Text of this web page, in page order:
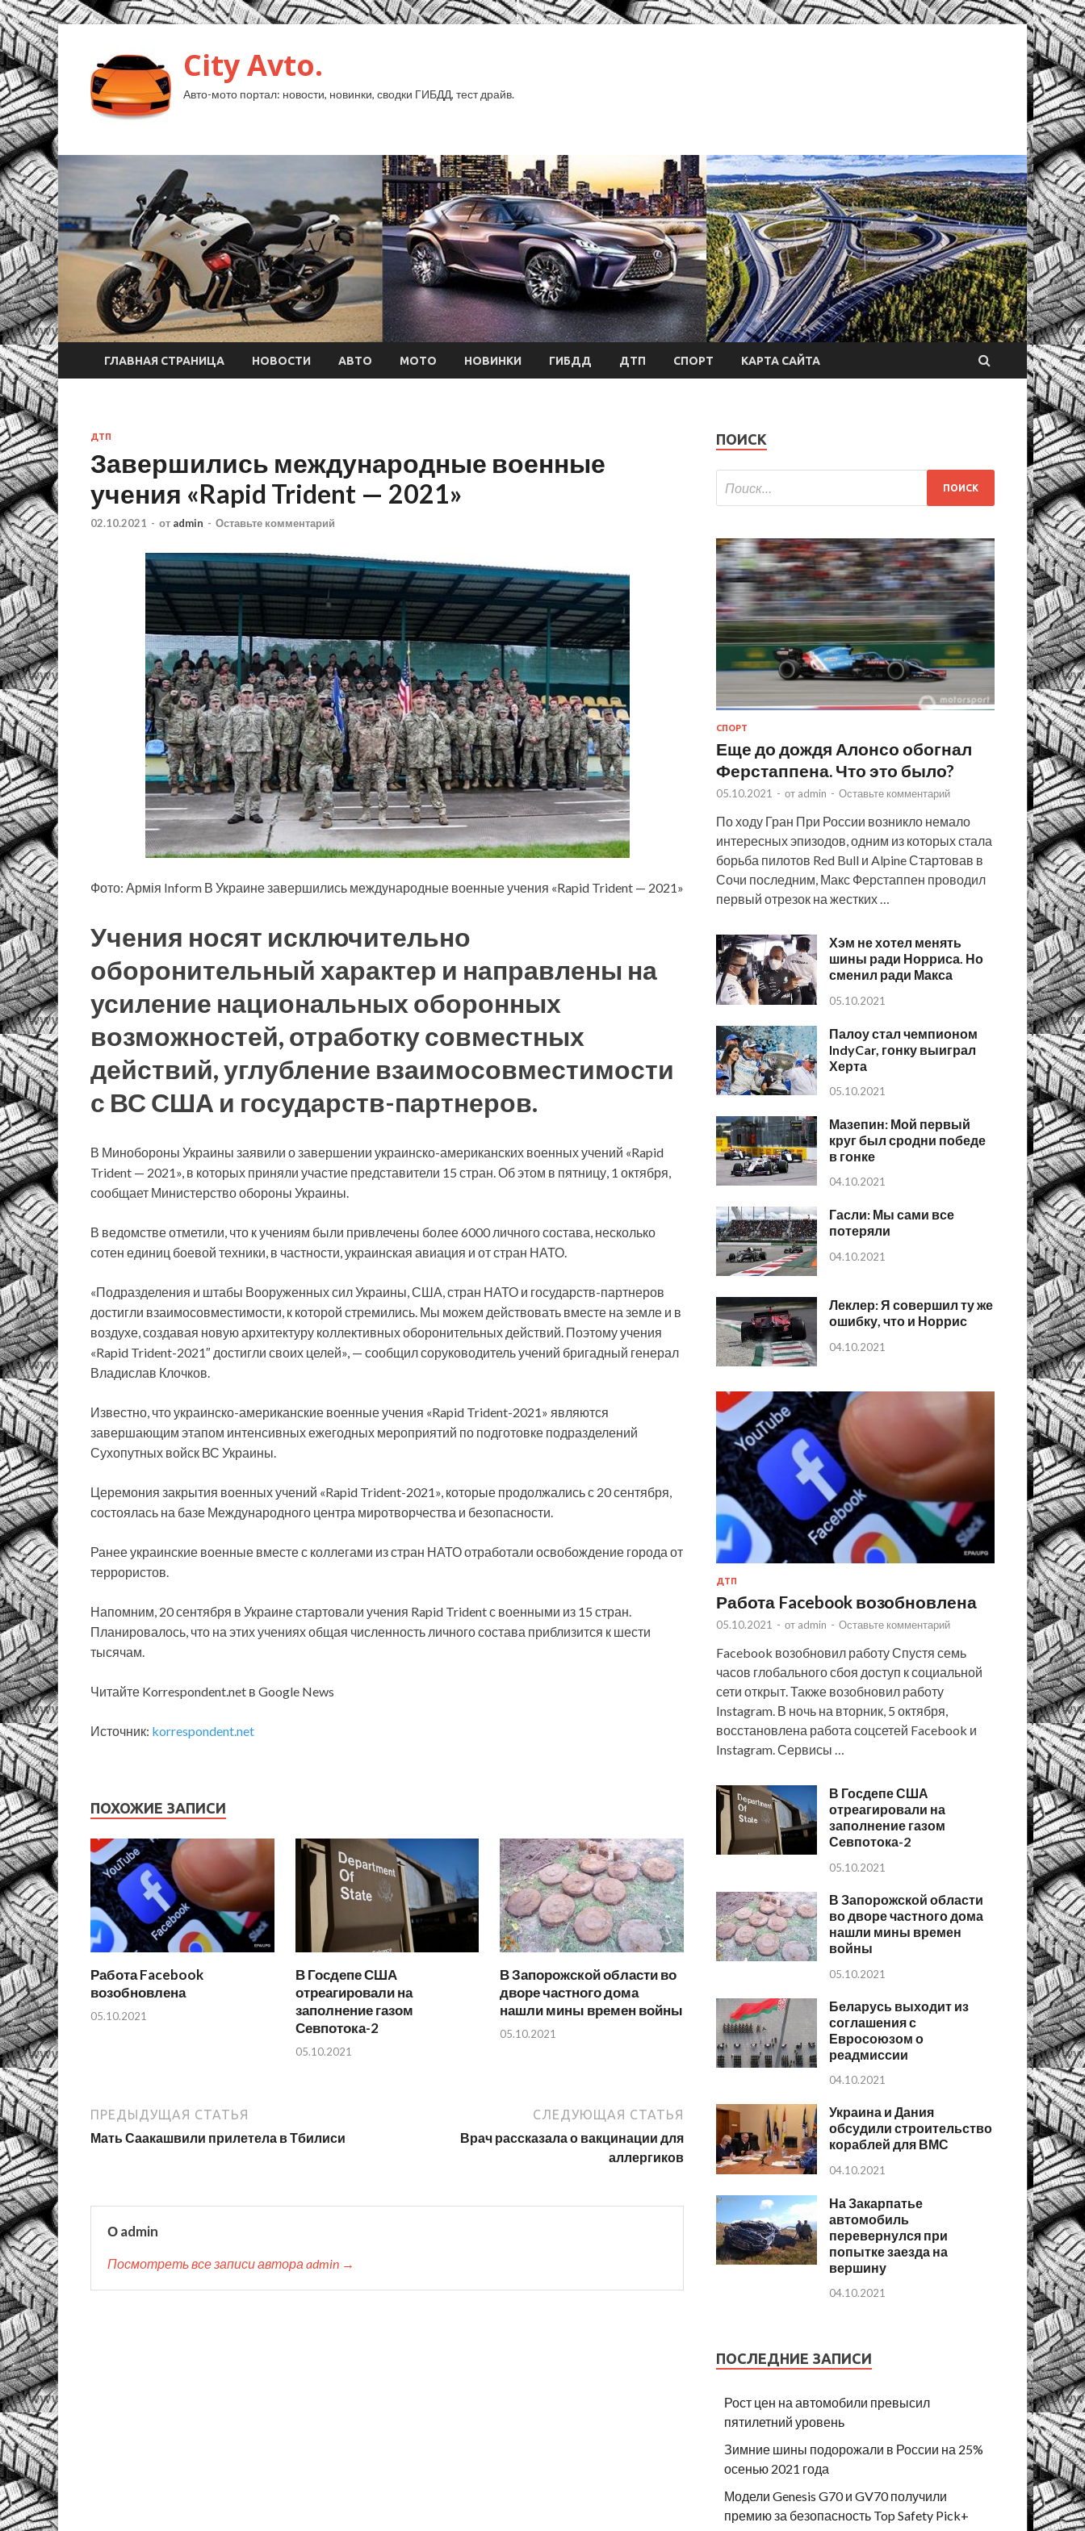
City Avto.
Авто-мото портал: новости, новинки, сводки ГИБДД, тест драйв.
ГЛАВНАЯ СТРАНИЦА НОВОСТИ АВТО МОТО НОВИНКИ ГИБДД ДТП СПОРТ КАРТА САЙТА
ДТП
Завершились международные военные
учения «Rapid Trident — 2021»
02.10.2021 - от admin - Оставьте комментарий
Фото: Армія Inform В Украине завершились международные военные учения «Rapid Trident — 2021»
Учения носят исключительно
оборонительный характер и направлены на
усиление национальных оборонных
возможностей, отработку совместных
действий, углубление взаимосовместимости
с ВС США и государств-партнеров.
В Минобороны Украины заявили о завершении украинско-американских военных учений «Rapid
Trident — 2021», в которых приняли участие представители 15 стран. Об этом в пятницу, 1 октября,
сообщает Министерство обороны Украины.
В ведомстве отметили, что к учениям были привлечены более 6000 личного состава, несколько
сотен единиц боевой техники, в частности, украинская авиация и от стран НАТО.
«Подразделения и штабы Вооруженных сил Украины, США, стран НАТО и государств-партнеров
достигли взаимосовместимости, к которой стремились. Мы можем действовать вместе на земле и в
воздухе, создавая новую архитектуру коллективных оборонительных действий. Поэтому учения
«Rapid Trident-2021″ достигли своих целей», — сообщил соруководитель учений бригадный генерал
Владислав Клочков.
Известно, что украинско-американские военные учения «Rapid Trident-2021» являются
завершающим этапом интенсивных ежегодных мероприятий по подготовке подразделений
Сухопутных войск ВС Украины.
Церемония закрытия военных учений «Rapid Trident-2021», которые продолжались с 20 сентября,
состоялась на базе Международного центра миротворчества и безопасности.
Ранее украинские военные вместе с коллегами из стран НАТО отработали освобождение города от
террористов.
Напомним, 20 сентября в Украине стартовали учения Rapid Trident с военными из 15 стран.
Планировалось, что на этих учениях общая численность личного состава приблизится к шести
тысячам.
Читайте Korrespondent.net в Google News
Источник: korrespondent.net
ПОХОЖИЕ ЗАПИСИ
Работа Facebook
возобновлена
05.10.2021
В Госдепе США
отреагировали на
заполнение газом
Севпотока-2
05.10.2021
В Запорожской области во
дворе частного дома
нашли мины времен войны
05.10.2021
ПРЕДЫДУЩАЯ СТАТЬЯ
Мать Саакашвили прилетела в Тбилиси
СЛЕДУЮЩАЯ СТАТЬЯ
Врач рассказала о вакцинации для
аллергиков
О admin
Посмотреть все записи автора admin →
ПОИСК
СПОРТ
Еще до дождя Алонсо обогнал
Ферстаппена. Что это было?
05.10.2021 - от admin - Оставьте комментарий
По ходу Гран При России возникло немало
интересных эпизодов, одним из которых стала
борьба пилотов Red Bull и Alpine Стартовав в
Сочи последним, Макс Ферстаппен проводил
первый отрезок на жестких …
Хэм не хотел менять
шины ради Норриса. Но
сменил ради Макса
05.10.2021
Палоу стал чемпионом
IndyCar, гонку выиграл
Херта
05.10.2021
Мазепин: Мой первый
круг был сродни победе
в гонке
04.10.2021
Гасли: Мы сами все
потеряли
04.10.2021
Леклер: Я совершил ту же
ошибку, что и Норрис
04.10.2021
ДТП
Работа Facebook возобновлена
05.10.2021 - от admin - Оставьте комментарий
Facebook возобновил работу Спустя семь
часов глобального сбоя доступ к социальной
сети открыт. Также возобновил работу
Instagram. В ночь на вторник, 5 октября,
восстановлена работа соцсетей Facebook и
Instagram. Сервисы …
В Госдепе США
отреагировали на
заполнение газом
Севпотока-2
05.10.2021
В Запорожской области
во дворе частного дома
нашли мины времен
войны
05.10.2021
Беларусь выходит из
соглашения с
Евросоюзом о
реадмиссии
04.10.2021
Украина и Дания
обсудили строительство
кораблей для ВМС
04.10.2021
На Закарпатье
автомобиль
перевернулся при
попытке заезда на
вершину
04.10.2021
ПОСЛЕДНИЕ ЗАПИСИ
Рост цен на автомобили превысил
пятилетний уровень
Зимние шины подорожали в России на 25%
осенью 2021 года
Модели Genesis G70 и GV70 получили
премию за безопасность Top Safety Pick+